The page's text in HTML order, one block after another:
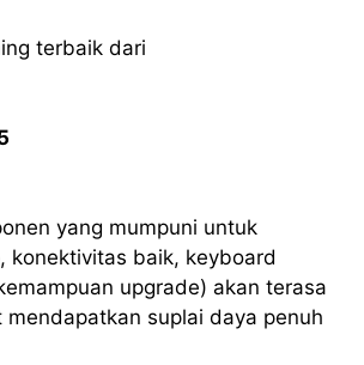
terbaik dari
yang mumpuni untuk
konektivitas baik, keyboard
upgrade) akan terasa
mendapatkan suplai daya penuh